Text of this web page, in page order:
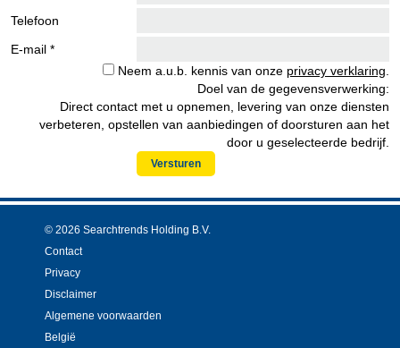
Telefoon
E-mail *
Neem a.u.b. kennis van onze privacy verklaring
Doel van de gegevensverwerking:
Direct contact met u opnemen, levering van onze diensten
verbeteren, opstellen van aanbiedingen of doorsturen aan het
door u geselecteerde bedrijf.
Versturen
© 2026 Searchtrends Holding B.V.
Contact
Privacy
Disclaimer
Algemene voorwaarden
België